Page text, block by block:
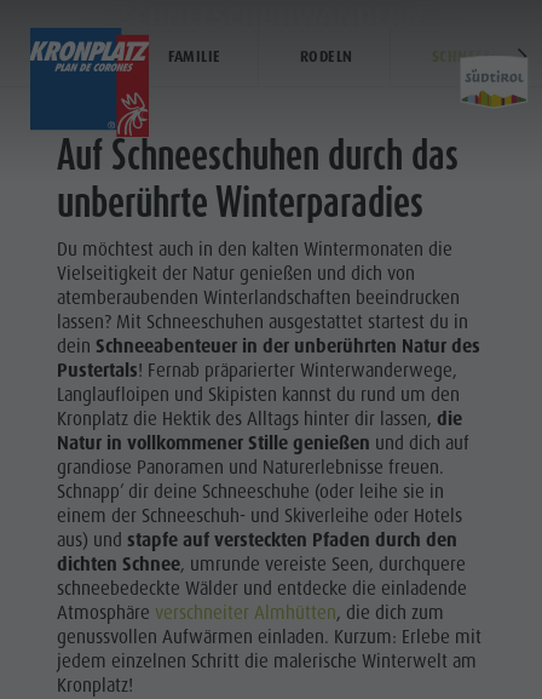
ENTDECKEN PLANEN &
SKI ALPIN
Wandern
Der
Kronplatz
Radfahren
Klettern
Paragleiten
&
Tandemfliegen
Weitere
Ferienorte
Dolomiten UNESCO
Familie & Kinder
Sehenswürdigkeiten
Events
Kultur
Sehenswürdigkeiten
Bars & Restaurants
Cook the Mountain
Shopping
Wellness
Naturparks
Das Pustertal
Wandern
Der Kronplatz
Radfahren
Klettern
Paragleiten & Tandemfliegen
Weitere Aktivitäten
Ferienprogramme
Unterkunft buchen
Anreise
Angebote
Mobilität vor Ort
Katalogservice
Kontakt
Webcams
Wetter
Kronplatz Doctor Service
WINTER FAMILIE RODELN SCHNEESCHUHE
Auf Schneeschuhen durch das
unberührte Winterparadies
Du möchtest auch in den kalten Wintermonaten die
Vielseitigkeit der Natur genießen und dich von
atemberaubenden Winterlandschaften beeindrucken
lassen? Mit Schneeschuhen ausgestattet startest du in
deinSchneeabenteuer in der unberührten Natur des
Pustertals! Fernab präparierter Winterwanderwege,
Langlaufloipen und Skipisten kannst du rund um den
Kronplatz die Hektik des Alltags hinter dir lassen,die
Natur in vollkommener Stille genießen und dich auf
grandiose Panoramen und Naturerlebnisse freuen.
Schnapp’ dir deine Schneeschuhe (oder leihe sie in
einem der Schneeschuh- und Skiverleihe oder Hotels
aus) undstapfe auf versteckten Pfaden durch den
dichten Schnee, umrunde vereiste Seen, durchquere
schneebedeckte Wälder und entdecke die einladende
Atmosphäreverschneiter Almhütten, die dich zum
genussvollen Aufwärmen einladen. Kurzum: Erlebe mit
jedem einzelnen Schritt die malerische Winterwelt am
Kronplatz!